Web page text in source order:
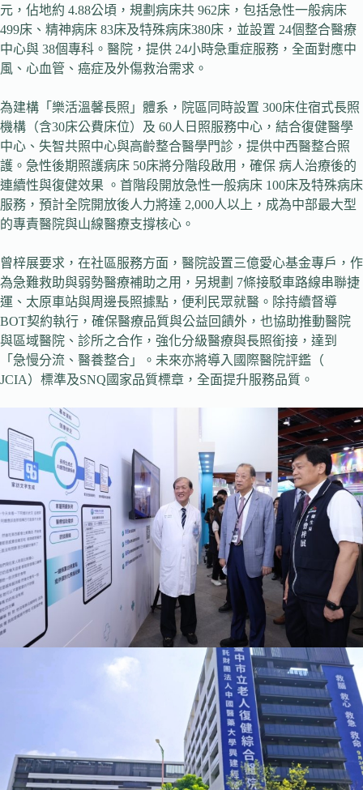
元，佔地約 4.88公頃，規劃病床共 962床，包括急性一般病床
499床、精神病床 83床及特殊病床380床，並設置 24個整合醫療
中心與 38個專科。醫院，提供 24小時急重症服務，全面對應中
風、心血管、癌症及外傷救治需求。
為建構「樂活溫馨長照」體系，院區同時設置 300床住宿式長照
機構（含30床公費床位）及 60人日照服務中心，結合復健醫學
中心、失智共照中心與高齡整合醫學門診，提供中西醫整合照
護。急性後期照護病床 50床將分階段啟用，確保 病人治療後的
連續性與復健效果 。首階段開放急性一般病床 100床及特殊病床
服務，預計全院開放後人力將達 2,000人以上，成為中部最大型
的專責醫院與山線醫療支撐核心。
曾梓展要求，在社區服務方面，醫院設置三億愛心基金專戶，作
為急難救助與弱勢醫療補助之用，另規劃 7條接駁車路線串聯捷
運、太原車站與周邊長照據點，便利民眾就醫。除持續督導
BOT契約執行，確保醫療品質與公益回饋外，也協助推動醫院
與區域醫院、診所之合作，強化分級醫療與長照銜接，達到
「急慢分流、醫養整合」。未來亦將導入國際醫院評鑑（
JCIA）標準及SNQ國家品質標章，全面提升服務品質。